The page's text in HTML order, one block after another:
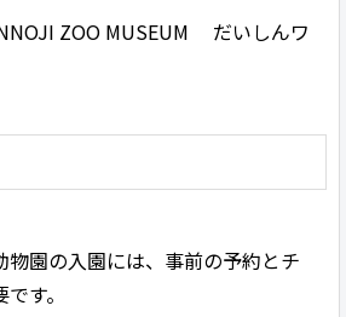
ZOO MUSEUM だいしんワ
園の入園には、事前の予約とチ
す。